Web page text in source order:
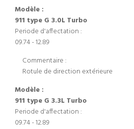
Modèle :
911 type G 3.0L Turbo
Periode d'affectation :
09.74 - 12.89
Commentaire :
Rotule de direction extérieure
Modèle :
911 type G 3.3L Turbo
Periode d'affectation :
09.74 - 12.89